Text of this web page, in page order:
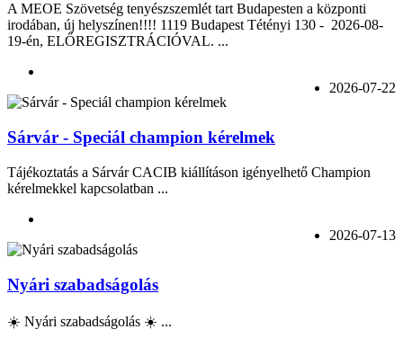
A MEOE Szövetség tenyészszemlét tart Budapesten a központi
irodában, új helyszínen!!!! 1119 Budapest Tétényi 130 - 2026-08-
19-én, ELŐREGISZTRÁCIÓVAL. ...
2026-07-22
Sárvár - Speciál champion kérelmek
Tájékoztatás a Sárvár CACIB kiállításon igényelhető Champion
kérelmekkel kapcsolatban ...
2026-07-13
Nyári szabadságolás
☀️ Nyári szabadságolás ☀️ ...